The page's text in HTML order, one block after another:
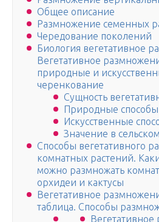
Общее описание
Размножение семенных
Чередование поколений
Биология вегетативное
Вегетативное
природные и
черенкование
Сущность
Природные
Искусственные
Значение в
Способы вегетативного
комнатных растений.
можно размножать
орхидеи и кактусы
Вегетативное
таблица. Способы